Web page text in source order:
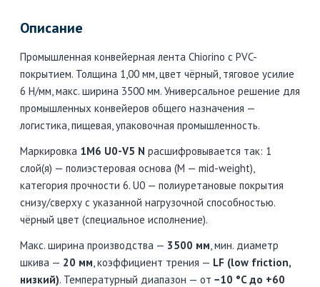
Описание
Промышленная конвейерная лента Chiorino с PVC-
покрытием. Толщина 1,00 мм, цвет чёрный, тяговое усилие
6 Н/мм, макс. ширина 3500 мм. Универсальное решение для
промышленных конвейеров общего назначения —
логистика, пищевая, упаковочная промышленность.
Маркировка 1M6 U0-V5 N расшифровывается так: 1
слой(я) — полиэстеровая основа (M — mid-weight),
категория прочности 6. U0 — полиуретановые покрытия
снизу/сверху с указанной нагрузочной способностью.
чёрный цвет (специальное исполнение).
Макс. ширина производства — 3500 мм, мин. диаметр
шкива — 20 мм, коэффициент трения — LF (low friction,
низкий). Температурный диапазон — от −10 °C до +60